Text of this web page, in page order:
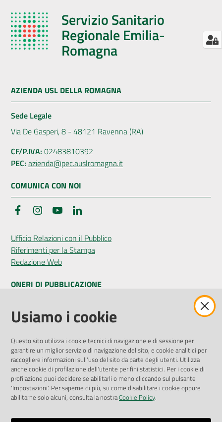
Servizio Sanitario
Regionale Emilia-
Romagna
AZIENDA USL DELLA ROMAGNA
Sede Legale
Via De Gasperi, 8 - 48121 Ravenna (RA)
CF/P.IVA: 02483810392
PEC: azienda@pec.auslromagna.it
COMUNICA CON NOI
FacebookInstagramYouTube
Ufficio Relazioni con il Pubblico
Riferimenti per la Stampa
Redazione Web
ONERI DI PUBBLICAZIONE
Amministrazione Trasparente
Pubblicità legale
Privacy Policy
Attuazione Misure PNRR
Liste di Attesa
ENTI, IMPRESE E PARTNER
Fatturazione Elettronica
Usiamo i cookie
Questo sito utilizza i cookie tecnici di navigazione e di sessione per
garantire un miglior servizio di navigazione del sito, e cookie analitici per
raccogliere informazioni sull'uso del sito da parte degli utenti. Utilizza
anche cookie di profilazione dell'utente per fini statistici. Per i cookie di
profilazione puoi decidere se abilitarli o meno cliccando sul pulsante
'Impostazioni'. Per saperne di più, su come disabilitare i cookie oppure
abilitarne solo alcuni, consulta la nostraCookie Policy.